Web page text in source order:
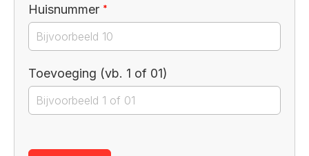
Huisnummer *
Toevoeging (vb. 1 of 01)